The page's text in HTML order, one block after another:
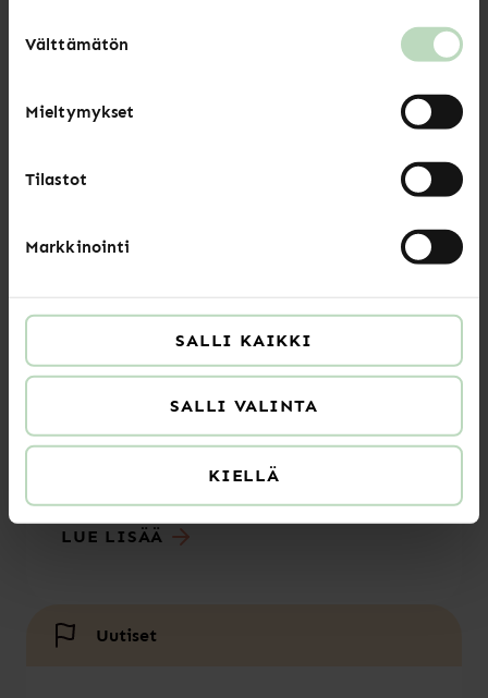
valinta
Välttämätön
Mieltymykset
Tilastot
Markkinointi
SALLI KAIKKI
SALLI VALINTA
KIELLÄ
Luitko jo nämä?
Kesän 2026 aukioloajat
Sote-järjestöjen leikkausten vaikutukset
LUE LISÄÄ
Uutiset